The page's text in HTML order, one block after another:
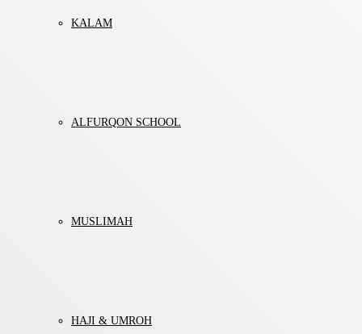
KALAM
ALFURQON SCHOOL
MUSLIMAH
HAJI & UMROH